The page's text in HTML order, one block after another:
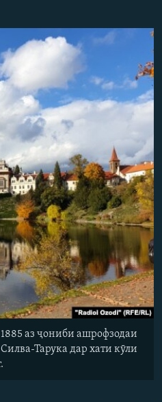
аз ҷониби ашрофзодаи
Тарука дар хати кӯли